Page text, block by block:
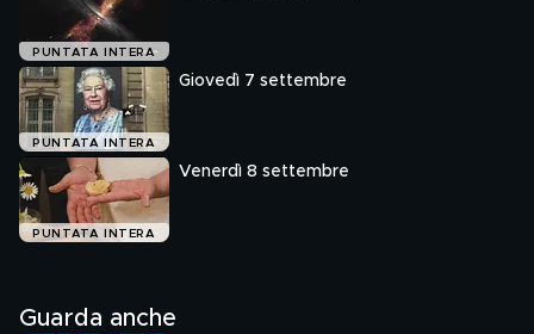
PUNTATA INTERA
PUNTATA INTERA
Giovedì 7 settembre
PUNTATA INTERA
Venerdì 8 settembre
Guarda anche